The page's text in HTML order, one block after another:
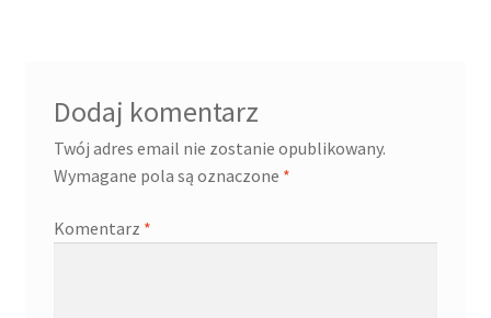
Dodaj komentarz
Twój adres email nie zostanie opublikowany.
Wymagane pola są oznaczone *
Komentarz *